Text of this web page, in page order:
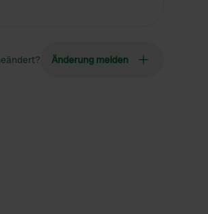
Änderung melden